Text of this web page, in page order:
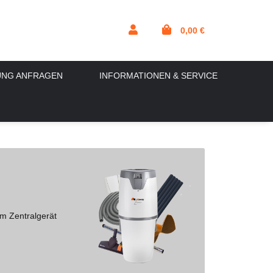
0,00 €
ANFRAGEN INFORMATIONEN & SERVICE
Zentralgerät